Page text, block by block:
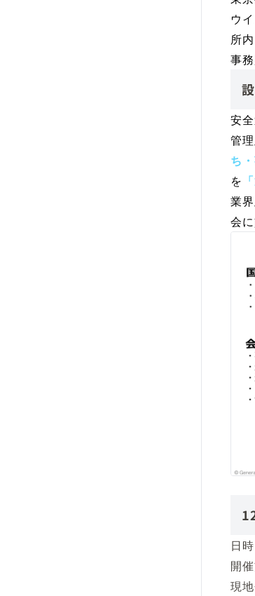
ウ
所内
事
安
管
ち
を
業
会
日
開
現